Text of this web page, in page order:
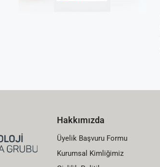
Hakkımızda
Üyelik Başvuru Formu
Kurumsal Kimliğimiz